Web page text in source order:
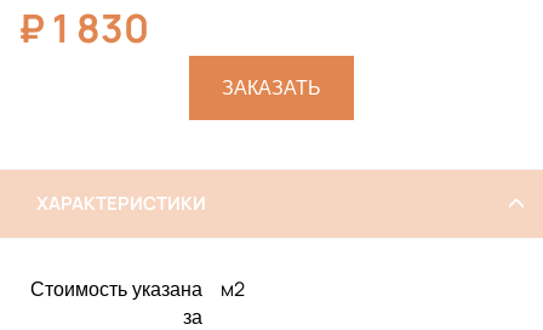
₽ 1 830
ЗАКАЗАТЬ
ХАРАКТЕРИСТИКИ
Стоимость указана
за
м2